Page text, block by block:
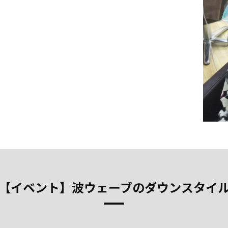
【イベント】波ウェーブのダウンスタイ